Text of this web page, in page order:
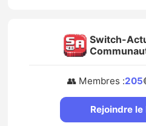
Switch-Actu
👥 Membres :205
Rejoindre